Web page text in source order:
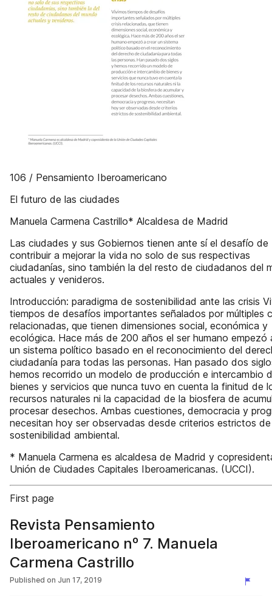
106 / Pensamiento Iberoamericano
El futuro de las ciudades
Manuela Carmena Castrillo* Alcaldesa de Madrid
Las ciudades y sus Gobiernos tienen ante sí el desafío de
contribuir a mejorar la vida no solo de sus respectivas
ciudadanías, sino también la del resto de ciudadanos del
actuales y venideros.
Introducción: paradigma de sostenibilidad ante las crisis
tiempos de desafíos importantes señalados por múltiples
relacionadas, que tienen dimensiones social, económica y
ecológica. Hace más de 200 años el ser humano empezó
un sistema político basado en el reconocimiento del
ciudadanía para todas las personas. Han pasado dos
hemos recorrido un modelo de producción e intercambio
bienes y servicios que nunca tuvo en cuenta la finitud de
recursos naturales ni la capacidad de la biosfera de
procesar desechos. Ambas cuestiones, democracia y
necesitan hoy ser observadas desde criterios estrictos de
sostenibilidad ambiental.
* Manuela Carmena es alcaldesa de Madrid y
Unión de Ciudades Capitales Iberoamericanas. (UCCI).
First page
Revista Pensamiento
Iberoamericano nº 7. Manuela
Carmena Castrillo
Published on Jun 17, 2019